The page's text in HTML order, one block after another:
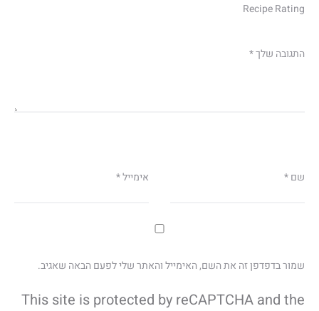
Recipe Rating
התגובה שלך*
שם* אימייל*
שמור בדפדפן זה את השם, האימייל והאתר שלי לפעם הבאה שאגיב.
This site is protected by reCAPTCHA and the